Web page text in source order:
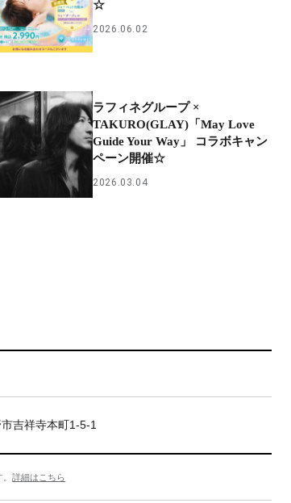
☆
2026.06.02
ラフィネグループ ×
TAKURO(GLAY)「May Love
Guide Your Way」 コラボキャン
ペーン開催☆
2026.03.04
吉祥寺本町1-5-1
。詳細はこちら